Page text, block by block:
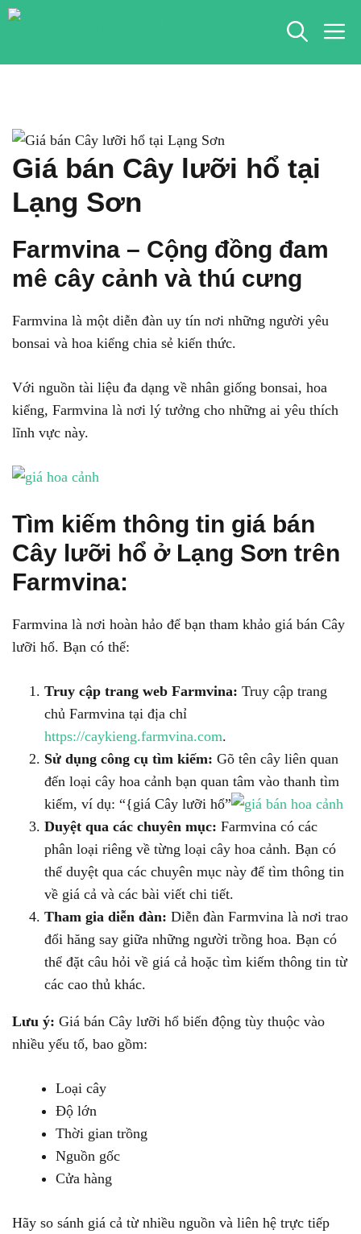
Chuyển
Giá bán Cây lưỡi hổ tại
Lạng Sơn
Farmvina – Cộng đồng đam
mê cây cảnh và thú cưng
Farmvina là một diễn đàn uy tín nơi những người yêu
bonsai và hoa kiểng chia sẻ kiến thức.
Với nguồn tài liệu đa dạng về nhân giống bonsai, hoa
kiểng, Farmvina là nơi lý tưởng cho những ai yêu thích
lĩnh vực này.
Tìm kiếm thông tin giá bán
Cây lưỡi hổ ở Lạng Sơn trên
Farmvina:
Farmvina là nơi hoàn hảo để bạn tham khảo giá bán Cây
lưỡi hổ. Bạn có thể:
Truy cập trang web Farmvina: Truy cập trang
chủ Farmvina tại địa chỉ
https://caykieng.farmvina.com.
Sử dụng công cụ tìm kiếm: Gõ tên cây liên quan
đến loại cây hoa cảnh bạn quan tâm vào thanh tìm
kiếm, ví dụ: “{giá Cây lưỡi hổ”
Duyệt qua các chuyên mục: Farmvina có các
phân loại riêng về từng loại cây hoa cảnh. Bạn có
thể duyệt qua các chuyên mục này để tìm thông tin
về giá cả và các bài viết chi tiết.
Tham gia diễn đàn: Diễn đàn Farmvina là nơi trao
đổi hăng say giữa những người trồng hoa. Bạn có
thể đặt câu hỏi về giá cả hoặc tìm kiếm thông tin từ
các cao thủ khác.
Lưu ý: Giá bán Cây lưỡi hổ biến động tùy thuộc vào
nhiều yếu tố, bao gồm:
Loại cây
Độ lớn
Thời gian trồng
Nguồn gốc
Cửa hàng
Hãy so sánh giá cả từ nhiều nguồn và liên hệ trực tiếp